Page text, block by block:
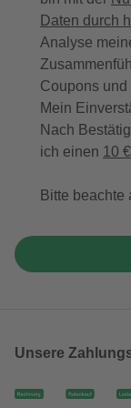
Daten durch
Analyse
Coupons und
Mein
Nach
ich einen 10
Bitte beachte
Unsere